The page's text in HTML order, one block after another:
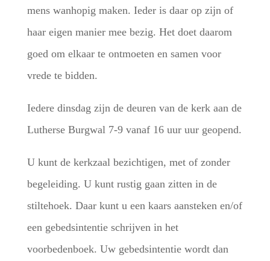
mens wanhopig maken. Ieder is daar op zijn of
haar eigen manier mee bezig. Het doet daarom
goed om elkaar te ontmoeten en samen voor
vrede te bidden.
Iedere dinsdag zijn de deuren van de kerk aan de
Lutherse Burgwal 7-9 vanaf 16 uur uur geopend.
U kunt de kerkzaal bezichtigen, met of zonder
begeleiding. U kunt rustig gaan zitten in de
stiltehoek. Daar kunt u een kaars aansteken en/of
een gebedsintentie schrijven in het
voorbedenboek. Uw gebedsintentie wordt dan